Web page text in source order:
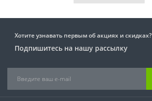
Хотите узнавать первым об акциях и скидках?
Подпишитесь на нашу рассылку